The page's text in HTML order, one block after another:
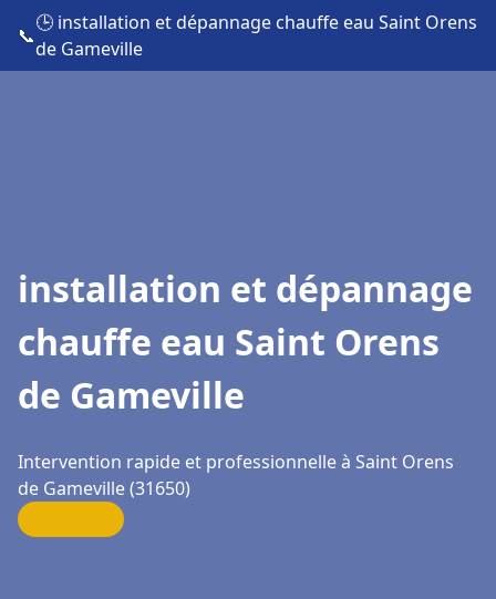
📞
🕒 installation et dépannage chauffe eau Saint Orens
de Gameville
installation et dépannage
chauffe eau Saint Orens
de Gameville
Intervention rapide et professionnelle à Saint Orens
de Gameville (31650)